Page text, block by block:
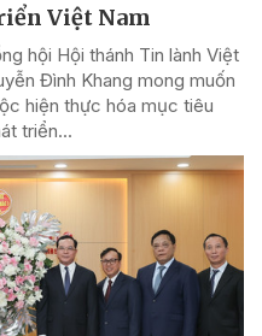
Việt Nam
hội Hội thánh Tin lành Việt
Đình Khang mong muốn
hiện thực hóa mục tiêu
triển...